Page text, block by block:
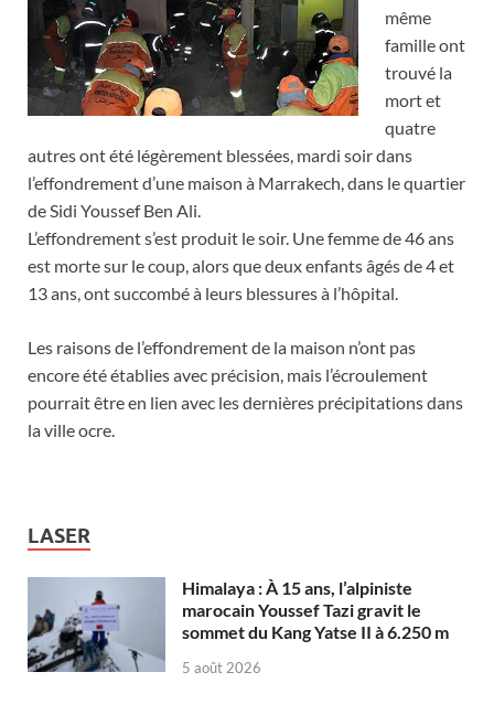
même
famille ont
trouvé la
mort et
quatre
autres ont été légèrement blessées, mardi soir dans
l’effondrement d’une maison à Marrakech, dans le quartier
de Sidi Youssef Ben Ali.
L’effondrement s’est produit le soir. Une femme de 46 ans
est morte sur le coup, alors que deux enfants âgés de 4 et
13 ans, ont succombé à leurs blessures à l’hôpital.
Les raisons de l’effondrement de la maison n’ont pas
encore été établies avec précision, mais l’écroulement
pourrait être en lien avec les dernières précipitations dans
la ville ocre.
LASER
Himalaya : À 15 ans, l’alpiniste
marocain Youssef Tazi gravit le
sommet du Kang Yatse II à 6.250 m
5 août 2026